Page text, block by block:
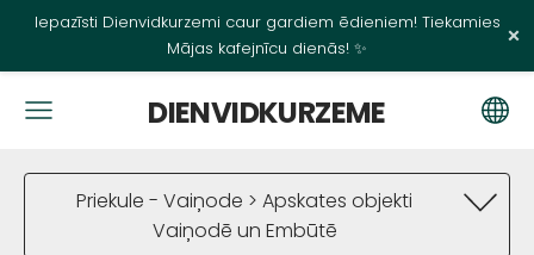
Iepazīsti Dienvidkurzemi caur gardiem ēdieniem! Tiekamies
Mājas kafejnīcu dienās! ✨
×
DIENVIDKURZEME
Priekule - Vaiņode > Apskates objekti
Vaiņodē un Embūtē